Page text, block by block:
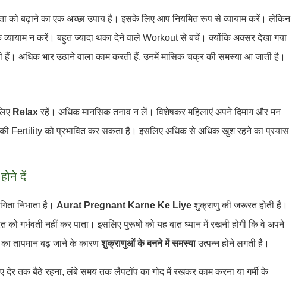
को बढ़ाने का एक अच्छा उपाय है। इसके लिए आप नियमित रूप से व्यायाम करें। लेकिन
व्यायाम न करें। बहुत ज्यादा थका देने वाले Workout से बचें। क्योंकि अक्सर देखा गया
हैं। अधिक भार उठाने वाला काम करती हैं, उनमें मासिक चक्र की समस्या आ जाती है।
Relaxरहें। अधिक मानसिक तनाव न लें। विशेषकर महिलाएं अपने दिमाग और मन
Fertility को प्रभावित कर सकता है। इसलिए अधिक से अधिक खुश रहने का प्रयास
दें
निभाता है। Aurat Pregnant Karne Ke Liyeशुक्राणु की जरूरत होती है।
गर्भवती नहीं कर पाता। इसलिए पुरूषों को यह बात ध्यान में रखनी होगी कि वे अपने
तापमान बढ़ जाने के कारणशुक्राणुओं के बनने में समस्याउत्पन्न होने लगती है।
देर तक बैठे रहना, लंबे समय तक लैपटॉप का गोद में रखकर काम करना या गर्मी के